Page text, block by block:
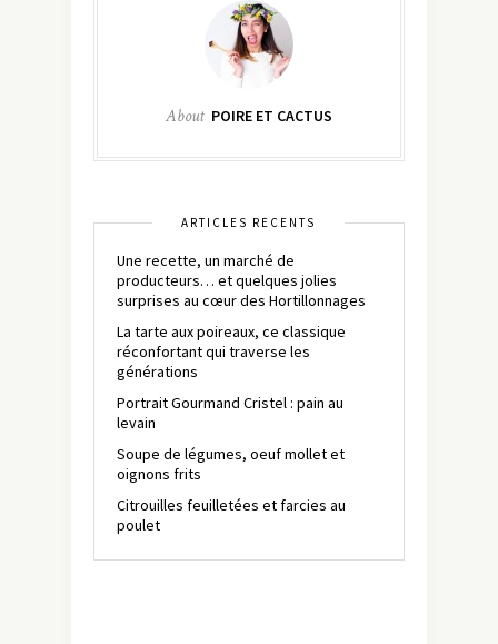
About POIRE ET CACTUS
ARTICLES RÉCENTS
Une recette, un marché de
producteurs… et quelques jolies
surprises au cœur des Hortillonnages
La tarte aux poireaux, ce classique
réconfortant qui traverse les
générations
Portrait Gourmand Cristel : pain au
levain
Soupe de légumes, oeuf mollet et
oignons frits
Citrouilles feuilletées et farcies au
poulet